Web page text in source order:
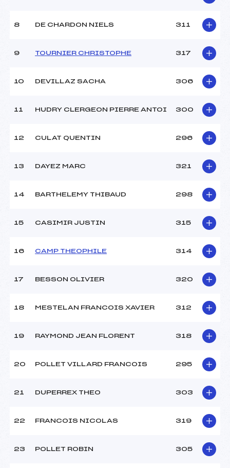
8 DE CHARDON NIELS 311
9 TOURNIER CHRISTOPHE 317
10 DEVILLAZ SACHA 306
11 HUDRY CLERGEON PIERRE ANTOI 300
12 CULAT QUENTIN 296
13 DAYEZ MARC 321
14 BARTHELEMY THIBAUD 298
15 CASIMIR JUSTIN 315
16 CAMP THEOPHILE 314
17 BESSON OLIVIER 320
18 MESTELAN FRANCOIS XAVIER 312
19 RAYMOND JEAN FLORENT 318
20 POLLET VILLARD FRANCOIS 295
21 DUPERREX THEO 303
22 FRANCOIS NICOLAS 319
23 POLLET ROBIN 305